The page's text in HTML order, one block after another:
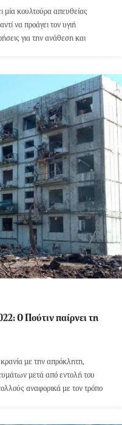
μία κουλτούρα απευθείας
να προάγει τον υγιή
για την ανάθεση και
Ο Πούτιν παίρνει τη
με την απρόκλητη,
μετά από εντολή του
αναφορικά με τον τρόπο